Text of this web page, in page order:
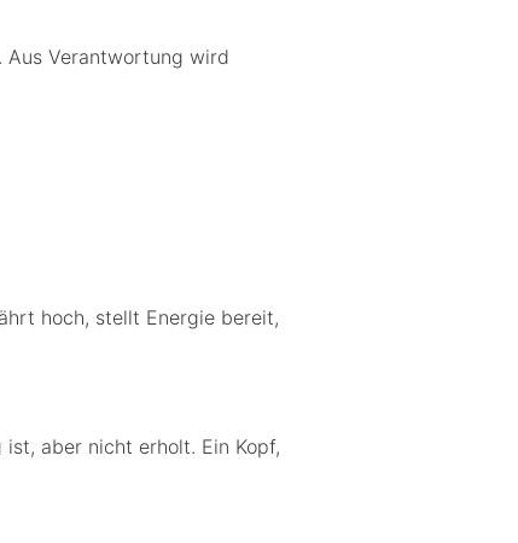
Aus Verantwortung wird
hoch, stellt Energie bereit,
aber nicht erholt. Ein Kopf,